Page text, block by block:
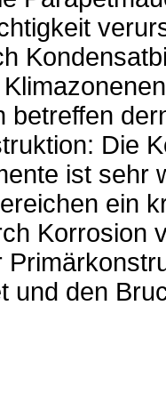
betreffen
Die
ist sehr
ein
Korrosion
und den